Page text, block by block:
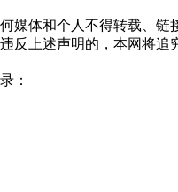
媒体和个人不得转载、链
反上述声明的，本网将追
：